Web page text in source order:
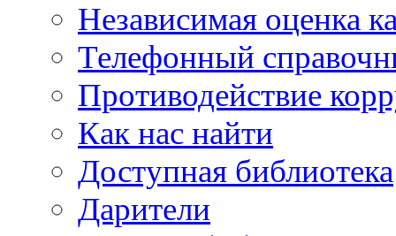
Независимая оценка
Телефонный
Противодействие
Как нас найти
Доступная библиотека
Дарители